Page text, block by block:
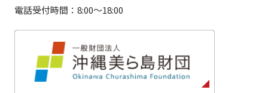
電話受付時間：8:00～18:00